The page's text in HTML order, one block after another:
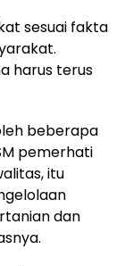
sesuai fakta
harus terus
beberapa
pemerhati
itu
dan